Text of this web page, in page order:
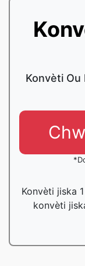
Konvèti Ou
Konvèti jiska
konvèti